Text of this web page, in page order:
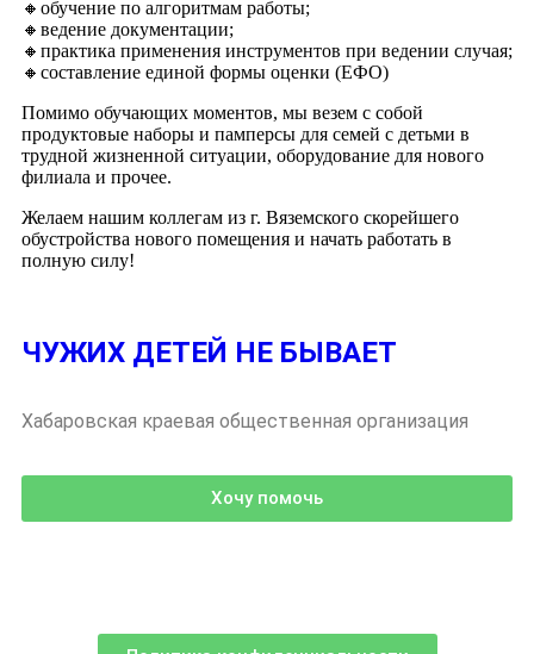
🔸обучение по алгоритмам работы;
🔸ведение документации;
🔸практика применения инструментов при ведении случая;
🔸составление единой формы оценки (ЕФО)
Помимо обучающих моментов, мы везем с собой
продуктовые наборы и памперсы для семей с детьми в
трудной жизненной ситуации, оборудование для нового
филиала и прочее.
Желаем нашим коллегам из г. Вяземского скорейшего
обустройства нового помещения и начать работать в
полную силу!
ЧУЖИХ ДЕТЕЙ НЕ БЫВАЕТ
Хабаровская краевая общественная организация
Хочу помочь